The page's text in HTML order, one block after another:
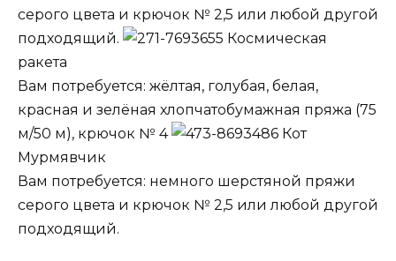
серого цвета и крючок № 2,5 или любой другой
подходящий.
Космическая
ракета
Вам потребуется: жёлтая, голубая, белая,
красная и зелёная хлопчатобумажная пряжа (75
м/50 м), крючок № 4
Кот
Мурмявчик
Вам потребуется: немного шерстяной пряжи
серого цвета и крючок № 2,5 или любой другой
подходящий.